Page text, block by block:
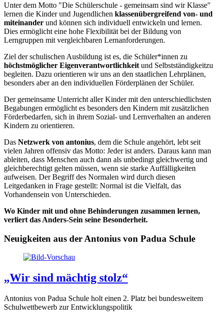
Unter dem Motto "Die Schülerschule - gemeinsam sind wir Klasse"
lernen die Kinder und Jugendlichen klassen­übergreifend von- und
miteinander und können sich individuell entwickeln und lernen.
Dies ermöglicht eine hohe Flexibilität bei der Bildung von
Lerngruppen mit vergleichbaren Lernan­forderungen.
Ziel der schulischen Ausbildung ist es, die Schüler*innen zu
höchstmöglicher Eigenverantwortlichkeit und Selbstständigkeitzu
begleiten. Dazu orientieren wir uns an den staatlichen Lehrplänen,
besonders aber an den individuellen Förderplänen der Schüler.
Der gemeinsame Unterricht aller Kinder mit den unter­schiedlichsten
Begabungen ermöglicht es besonders den Kindern mit zusätzlichen
Förderbedarfen, sich in ihrem Sozial- und Lernverhalten an anderen
Kindern zu orientieren.
Das Netzwerk von antonius, dem die Schule angehört, lebt seit
vielen Jahren offensiv das Motto: Jeder ist anders. Daraus kann man
ableiten, dass Menschen auch dann als unbedingt gleichwertig und
gleichberechtigt gelten müssen, wenn sie starke Auffälligkeiten
aufweisen. Der Begriff des Normalen wird durch diesen
Leitgedanken in Frage gestellt: Normal ist die Vielfalt, das
Vorhandensein von Unterschieden.
Wo Kinder mit und ohne Behinderungen zusammen lernen,
verliert das Anders-Sein seine Besonderheit.
Neuigkeiten aus der Antonius von Padua Schule
„Wir sind mächtig stolz“
Antonius von Padua Schule holt einen 2. Platz bei bundesweitem
Schulwettbewerb zur Entwicklungspolitik